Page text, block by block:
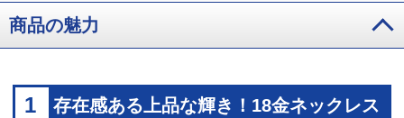
商品の魅力
1 存在感ある上品な輝き！18金ネックレス